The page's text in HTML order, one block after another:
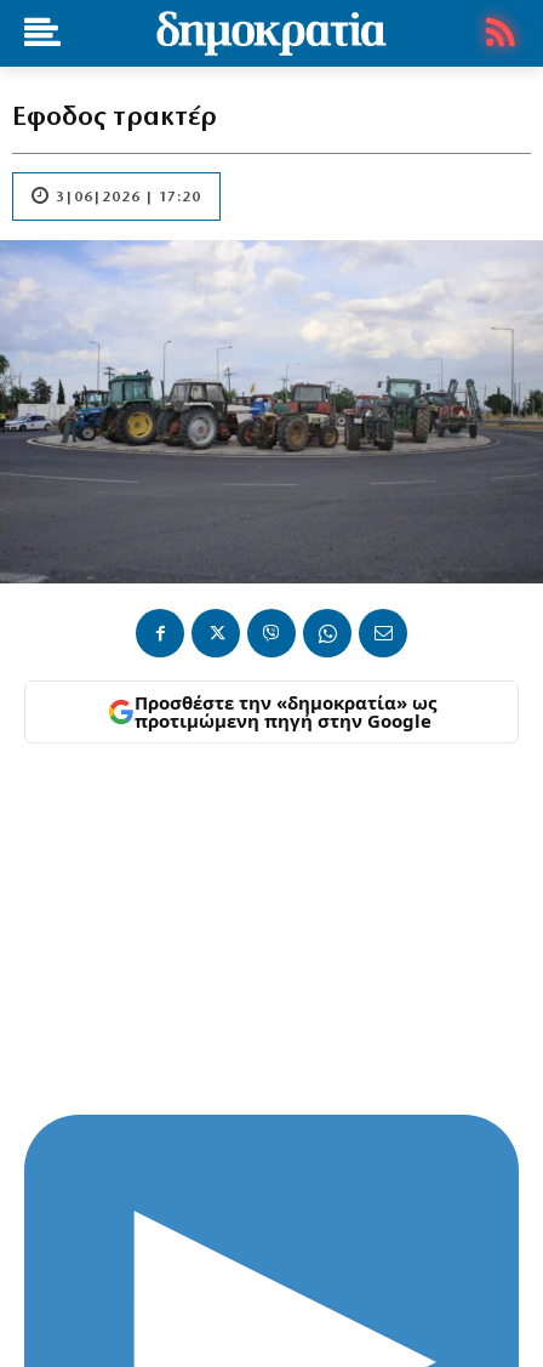
Εφοδος τρακτέρ
3|06|2026 | 17:20
Προσθέστε την «δημοκρατία» ως
προτιμώμενη πηγή στην Google